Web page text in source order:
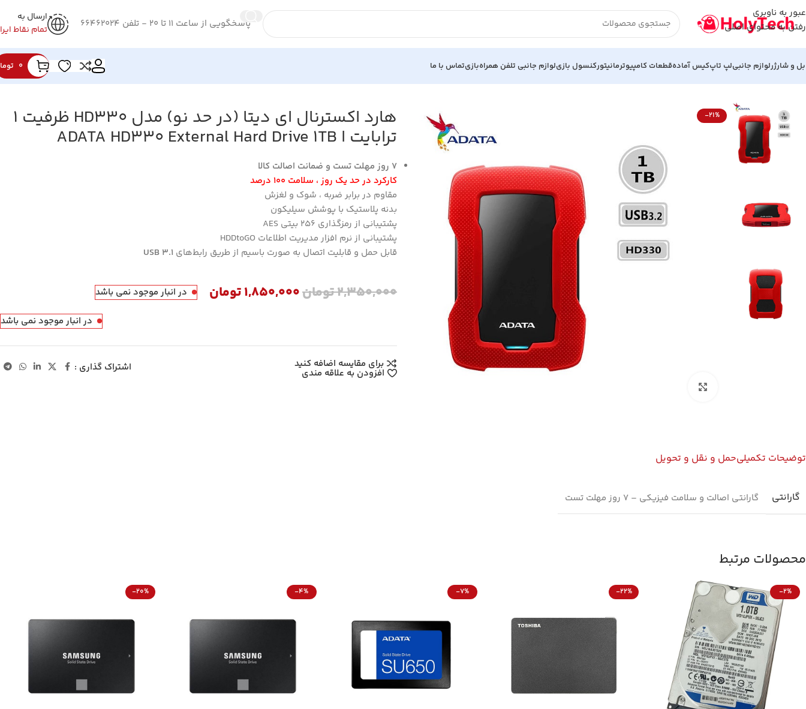
عبور به ناوبری
رفتن به محتوای اصلی
پاسخگویی از ساعت 11 تا 20 - تلفن 66462024
ارسال به
تمام نقاط
و شارژرلوازم جانبیلپ تاپکیس آمادهقطعات کامپیوترمانیتورکنسول بازیلوازم جانبی تلفن همراهبازیتماس با ما 0
-21% هارد اکسترنال ای دیتا (در حد نو) مدل HD330 ظرفیت 1
ترابایت ا ADATA HD330 External Hard Drive 1TB
7 روز مهلت تست و ضمانت اصالت کالا
کارکرد در حد یک روز ، سلامت 100 درصد
مقاوم در برابر ضربه ، شوک و لغزش
بدنه پلاستیک با پوشش سیلیکون
پشتیبانی از رمزگذاری 256 بیتی AES
پشتیبانی از نرم افزار مدیریت اطلاعات HDDtoGO
قابل حمل و قابليت اتصال به صورت باسيم از طريق رابط‌هاي USB 3.1
2,350,000تومان1,850,000تومان در انبار موجود نمی باشد
در انبار موجود نمی باشد
برای مقایسه اضافه کنید
افزودن به علاقه مندی اشتراک گذاری :
توضیحات تکمیلیحمل و نقل و تحویل
گارانتی گارانتی اصالت و سلامت فیزیکی – 7 روز مهلت تست
محصولات مرتبط
-2%
-22%
-7%
-4%
-20%